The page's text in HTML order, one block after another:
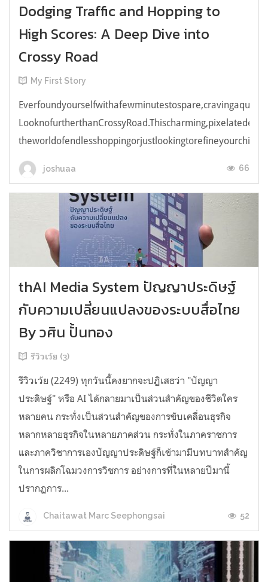
Dodging Traffic and Hopping to
High Scores: A Deep Dive into
Crossy Road
My First Story
joshuaa 66
thAI Media System ปัญญาประดิษฐ์
กับความเปลี่ยนแปลงของระบบสื่อไทย
By วศิน ปั้นทอง
รีวิวเว้ย (3)
รีวิวเว้ย (2249) ทุกวันนี้คงยากจะปฏิเสธว่า "ปัญญา
ประดิษฐ์" หรือ AI ได้กลายมาเป็นส่วนสำคัญของชีวิตใคร
หลายคน กระทั่งเป็นส่วนสำคัญของการขับเคลื่อนธุรกิจ
หลากหลายธุรกิจในหลายภาคส่วน กระทั่งในภาคราชการ
และภาควิชาการเองปัญญาประดิษฐ์ก็เข้ามามีบทบาทสำคัญ
ในการผลิกโฉมวงการวิชการ อย่างการที่ในหลายปีมานี้
ปรากฏการ...
Chaitawat Marc Seephongsai 52